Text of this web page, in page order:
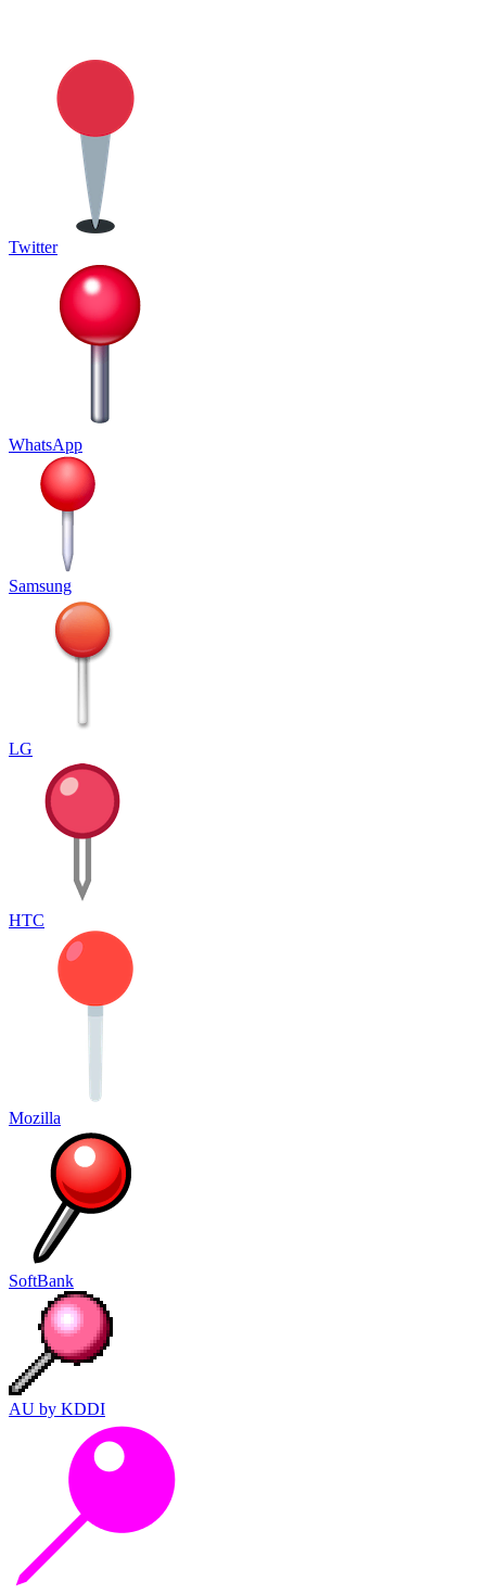
Twitter
WhatsApp
Samsung
LG
HTC
Mozilla
SoftBank
AU by KDDI